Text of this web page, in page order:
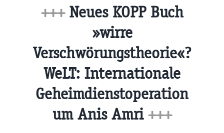
+++ Neues KOPP Buch
»wirre
Verschwörungstheorie«?
WeLT: Internationale
Geheimdienstoperation
um Anis Amri +++